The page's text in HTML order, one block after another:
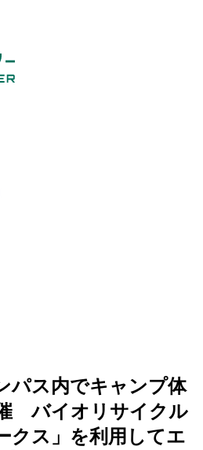
パス内でキャンプ体
バイオリサイクル
クス」を利用してエ